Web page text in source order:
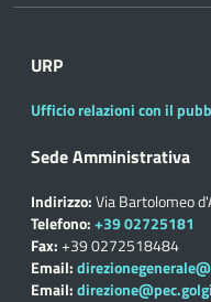
URP
Ufficio relazioni con il
Sede Amministrativa
Indirizzo:Via Bartolomeo
Telefono:+39 02725181
Fax:+39 0272518484
Email:
Email: